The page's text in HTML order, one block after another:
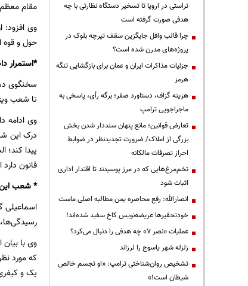
مقام معظم
وی افزود:
حول و قوه
*استمرار
سخنگوی
تا شعب
وی ادامه
درک این
پیدا کند؛
قانون
* شعب این
اسماعیلی
وی با
که مورد
یک و
تراستی در اروپا تا تسخیر دستگاه نظارتی با چه
هدفی صورت گرفته است
چرا قالب وافل جایگزین سقف تیرچه بلوک در
پروژه‌های مدرن شده است؟
جزئیات مذاکرات ایران و عمان برای بازگشایی تنگه
هرمز
هزینه گزاف، دستاورد صفر؛ برگه رأی، پاسخی به
ماجراجویی ترامپ
تعارض قوانین؛ مانع پنهان سنددار شدن بخش
بزرگی از املاک/ ضرورت تجدیدنظر در ضوابط
احراز تصرفات مالکانه
تخم‌مرغ‌هایی که در مرز پوسیدند تا اقتدار اداری
اثبات شود
انصارالله: رفع محاصره یمن مطالبه اصلی ماست
خودتحقیرها عریضه‌نویس کاخ سفید شده‌اند!
عملیات «نصر ۷» چه هدفی را دنبال می‌کرد؟
زلزله شهر یاسوج را لرزاند
تشخیص روان‌شناختی ترامپ: «او تجسم خالص
شیطان است!»